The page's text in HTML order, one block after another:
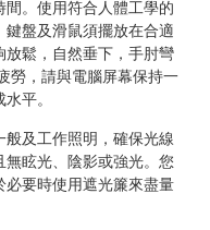
。使用符合人體工學的
盤及滑鼠須擺放在合適
放鬆，自然垂下，手肘彎
勞，請與電腦屏幕保持一
平。
及工作照明，確保光線
眩光、陰影或強光。您
必要時使用遮光簾來盡量